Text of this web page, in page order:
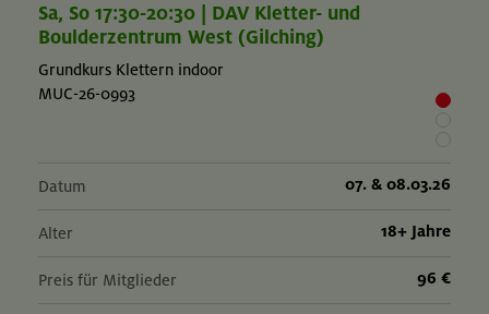
Sa, So 17:30-20:30 | DAV Kletter- und
Boulderzentrum West (Gilching)
Grundkurs Klettern indoor
MUC-26-0993
Datum 07. & 08.03.26
Alter 18+ Jahre
Preis für Mitglieder 96 €